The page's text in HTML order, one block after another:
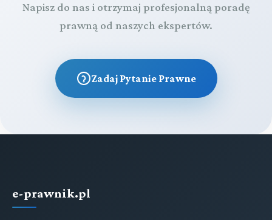
Napisz do nas i otrzymaj profesjonalną poradę
prawną od naszych ekspertów.
Zadaj Pytanie Prawne
e-prawnik.pl